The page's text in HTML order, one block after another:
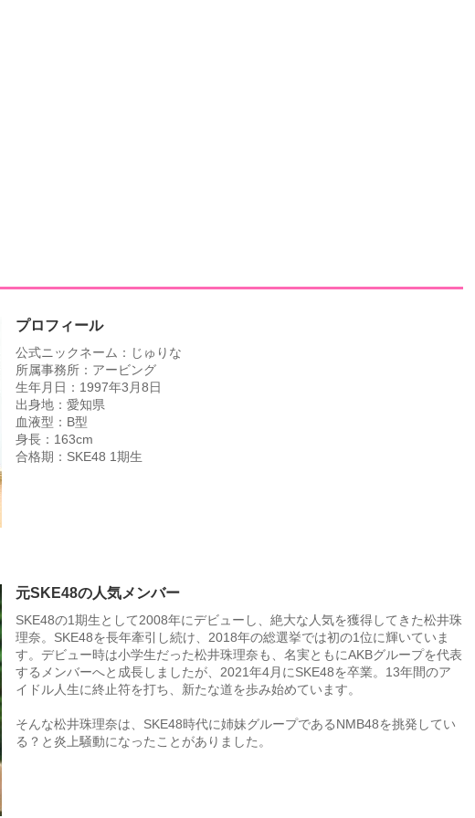
プロフィール
公式ニックネーム：じゅりな
所属事務所：アービング
生年月日：1997年3月8日
出身地：愛知県
血液型：B型
身長：163cm
合格期：SKE48 1期生
元SKE48の人気メンバー
SKE48の1期生として2008年にデビューし、絶大な人気を獲得してきた松井珠
理奈。SKE48を長年牽引し続け、2018年の総選挙では初の1位に輝いていま
す。デビュー時は小学生だった松井珠理奈も、名実ともにAKBグループを代表
するメンバーへと成長しましたが、2021年4月にSKE48を卒業。13年間のア
イドル人生に終止符を打ち、新たな道を歩み始めています。
そんな松井珠理奈は、SKE48時代に姉妹グループであるNMB48を挑発してい
る？と炎上騒動になったことがありました。